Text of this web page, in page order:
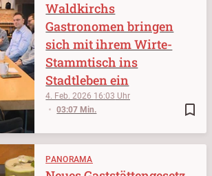
bookmark_border
4. Feb. 2026 16:03
03:07 Min.
Waldkirchs
Gastronomen bringen
sich mit ihrem Wirte-
Stammtisch ins
Stadtleben ein
PANORAMA